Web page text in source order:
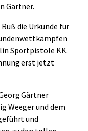
Gärtner.
die Urkunde für
Sportpistole KK.
erst jetzt
Gärtner
Weeger und dem
und